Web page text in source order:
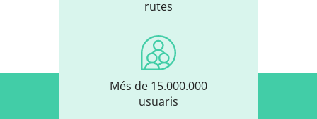
rutes
Més de 15.000.000
usuaris